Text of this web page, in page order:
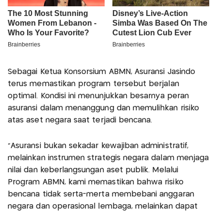
Sebagai Ketua Konsorsium ABMN, Asuransi Jasindo
terus memastikan program tersebut berjalan
optimal. Kondisi ini menunjukkan besarnya peran
asuransi dalam menanggung dan memulihkan risiko
atas aset negara saat terjadi bencana.
“Asuransi bukan sekadar kewajiban administratif,
melainkan instrumen strategis negara dalam menjaga
nilai dan keberlangsungan aset publik. Melalui
Program ABMN, kami memastikan bahwa risiko
bencana tidak serta-merta membebani anggaran
negara dan operasional lembaga, melainkan dapat